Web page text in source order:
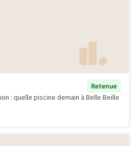
Retenue
: quelle piscine demain à Belle Beille